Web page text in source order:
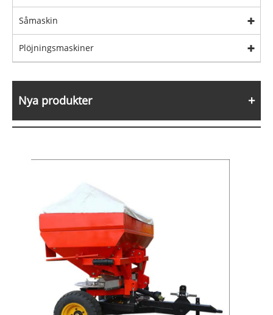
Såmaskin
Plöjningsmaskiner
Nya produkter